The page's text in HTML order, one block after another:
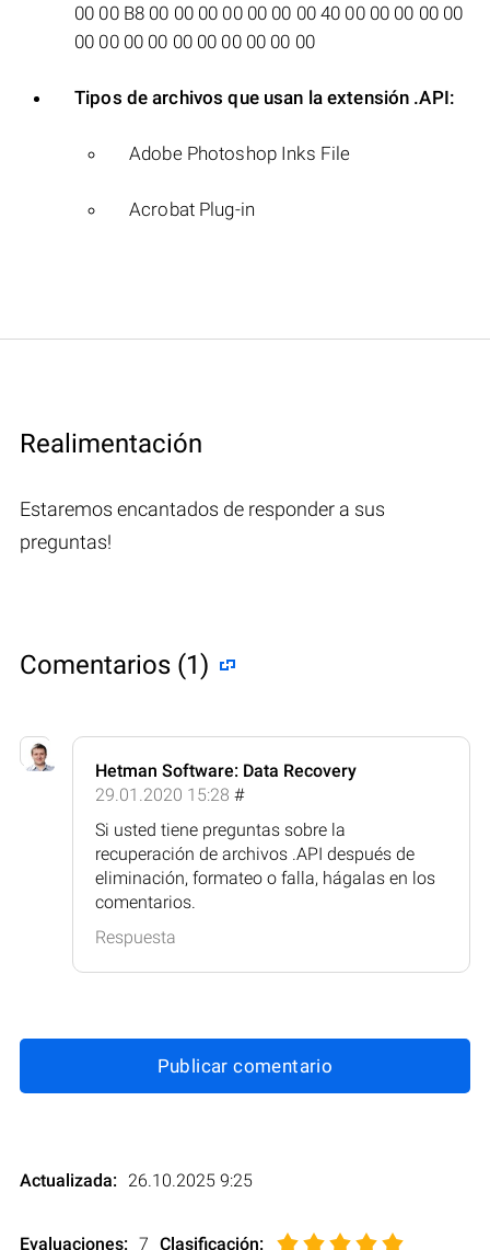
00 00 B8 00 00 00 00 00 00 00 40 00 00 00 00 00
00 00 00 00 00 00 00 00 00 00
Tipos de archivos que usan la extensión .API:
Adobe Photoshop Inks File
Acrobat Plug-in
Realimentación
Estaremos encantados de responder a sus
preguntas!
Comentarios (1)
Hetman Software: Data Recovery
29.01.2020 15:28 #
Si usted tiene preguntas sobre la
recuperación de archivos .API después de
eliminación, formateo o falla, hágalas en los
comentarios.
Respuesta
Publicar comentario
Actualizada: 26.10.2025 9:25
Evaluaciones: 7 Clasificación: